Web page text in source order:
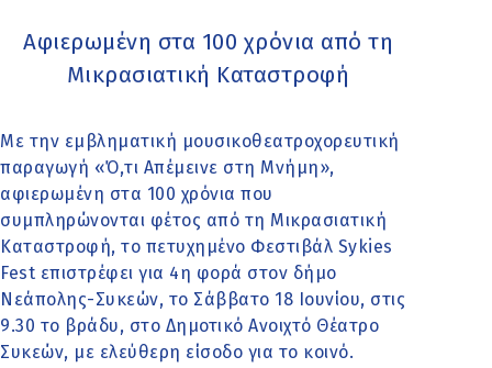
Αφιερωμένη στα 100 χρόνια από τη
Μικρασιατική Καταστροφή
Με την εμβληματική μουσικοθεατροχορευτική
παραγωγή «Ό,τι Απέμεινε στη Μνήμη»,
αφιερωμένη στα 100 χρόνια που
συμπληρώνονται φέτος από τη Μικρασιατική
Καταστροφή, το πετυχημένο Φεστιβάλ Sykies
Fest επιστρέφει για 4η φορά στον δήμο
Νεάπολης-Συκεών, το Σάββατο 18 Ιουνίου, στις
9.30 το βράδυ, στο Δημοτικό Ανοιχτό Θέατρο
Συκεών, με ελεύθερη είσοδο για το κοινό.